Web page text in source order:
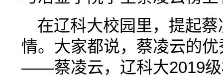
在辽科大校园里，提起
情。大家都说，蔡凌云的
——蔡凌云，辽科大2019级